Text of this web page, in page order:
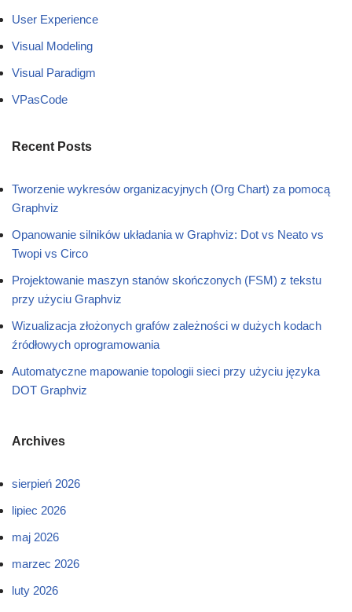
User Experience
Visual Modeling
Visual Paradigm
VPasCode
Recent Posts
Tworzenie wykresów organizacyjnych (Org Chart) za pomocą
Graphviz
Opanowanie silników układania w Graphviz: Dot vs Neato vs
Twopi vs Circo
Projektowanie maszyn stanów skończonych (FSM) z tekstu
przy użyciu Graphviz
Wizualizacja złożonych grafów zależności w dużych kodach
źródłowych oprogramowania
Automatyczne mapowanie topologii sieci przy użyciu języka
DOT Graphviz
Archives
sierpień 2026
lipiec 2026
maj 2026
marzec 2026
luty 2026